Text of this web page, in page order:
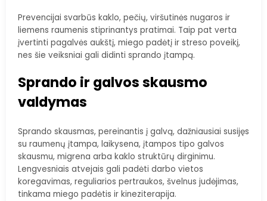
Prevencijai svarbūs kaklo, pečių, viršutinės nugaros ir
liemens raumenis stiprinantys pratimai. Taip pat verta
įvertinti pagalvės aukštį, miego padėtį ir streso poveikį,
nes šie veiksniai gali didinti sprando įtampą.
Sprando ir galvos skausmo
valdymas
Sprando skausmas, pereinantis į galvą, dažniausiai susijęs
su raumenų įtampa, laikysena, įtampos tipo galvos
skausmu, migrena arba kaklo struktūrų dirginimu.
Lengvesniais atvejais gali padėti darbo vietos
koregavimas, reguliarios pertraukos, švelnus judėjimas,
tinkama miego padėtis ir kineziterapija.